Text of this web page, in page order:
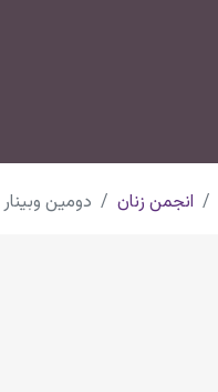
انجمن زنان دومین